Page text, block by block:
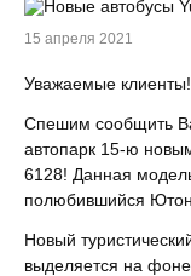
15 апреля 2021
Уважаемые клиенты!
Спешим сообщить
автопарк 15-ю
6128! Данная
полюбившийся
Новый
выделяется на